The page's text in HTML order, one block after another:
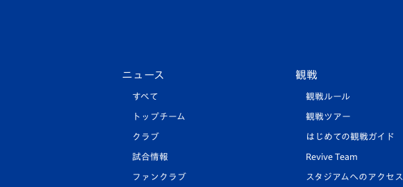
ニュース
すべて
トップチーム
クラブ
試合情報
ファンクラブ
観戦
観戦ルール
観戦ツアー
はじめての観戦ガイド
Revive Team
スタジアムへのアクセス